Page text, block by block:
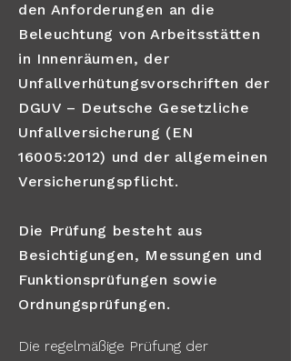
den Anforderungen an die
Beleuchtung von Arbeitsstätten
in Innenräumen, der
Unfallverhütungsvorschriften der
DGUV – Deutsche Gesetzliche
Unfallversicherung (EN
16005:2012) und der allgemeinen
Versicherungspflicht.
Die Prüfung besteht aus
Besichtigungen, Messungen und
Funktionsprüfungen sowie
Ordnungsprüfungen.
Die regelmäßige Prüfung der